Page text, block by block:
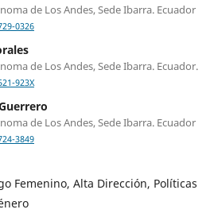
de Los Andes, Sede Ibarra. Ecuador
0326
de Los Andes, Sede Ibarra. Ecuador.
923X
de Los Andes, Sede Ibarra. Ecuador
3849
Femenino, Alta Dirección, Políticas